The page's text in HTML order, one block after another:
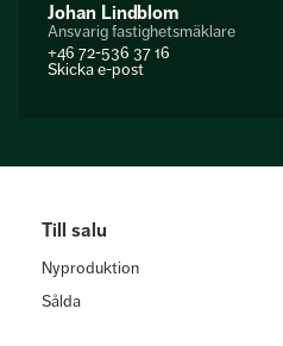
Johan Lindblom
Ansvarig fastighetsmäklare
+46 72-536 37 16
Skicka e-post
Till salu
Nyproduktion
Sålda